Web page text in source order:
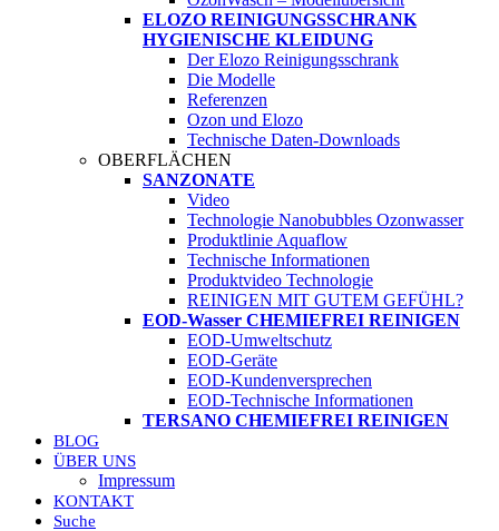
ELOZO REINIGUNGSSCHRANK
HYGIENISCHE KLEIDUNG
Der Elozo Reinigungsschrank
Die Modelle
Referenzen
Ozon und Elozo
Technische Daten-Downloads
OBERFLÄCHEN
SANZONATE
Video
Technologie Nanobubbles Ozonwasser
Produktlinie Aquaflow
Technische Informationen
Produktvideo Technologie
REINIGEN MIT GUTEM GEFÜHL?
EOD-Wasser CHEMIEFREI REINIGEN
EOD-Umweltschutz
EOD-Geräte
EOD-Kundenversprechen
EOD-Technische Informationen
TERSANO CHEMIEFREI REINIGEN
BLOG
ÜBER UNS
Impressum
KONTAKT
Suche